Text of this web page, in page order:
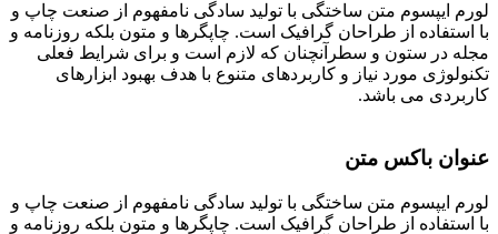
لورم ایپسوم متن ساختگی با تولید سادگی نامفهوم از صنعت چاپ و
با استفاده از طراحان گرافیک است. چاپگرها و متون بلکه روزنامه و
مجله در ستون و سطرآنچنان که لازم است و برای شرایط فعلی
تکنولوژی مورد نیاز و کاربردهای متنوع با هدف بهبود ابزارهای
کاربردی می باشد.
عنوان باکس متن
لورم ایپسوم متن ساختگی با تولید سادگی نامفهوم از صنعت چاپ و
با استفاده از طراحان گرافیک است. چاپگرها و متون بلکه روزنامه و